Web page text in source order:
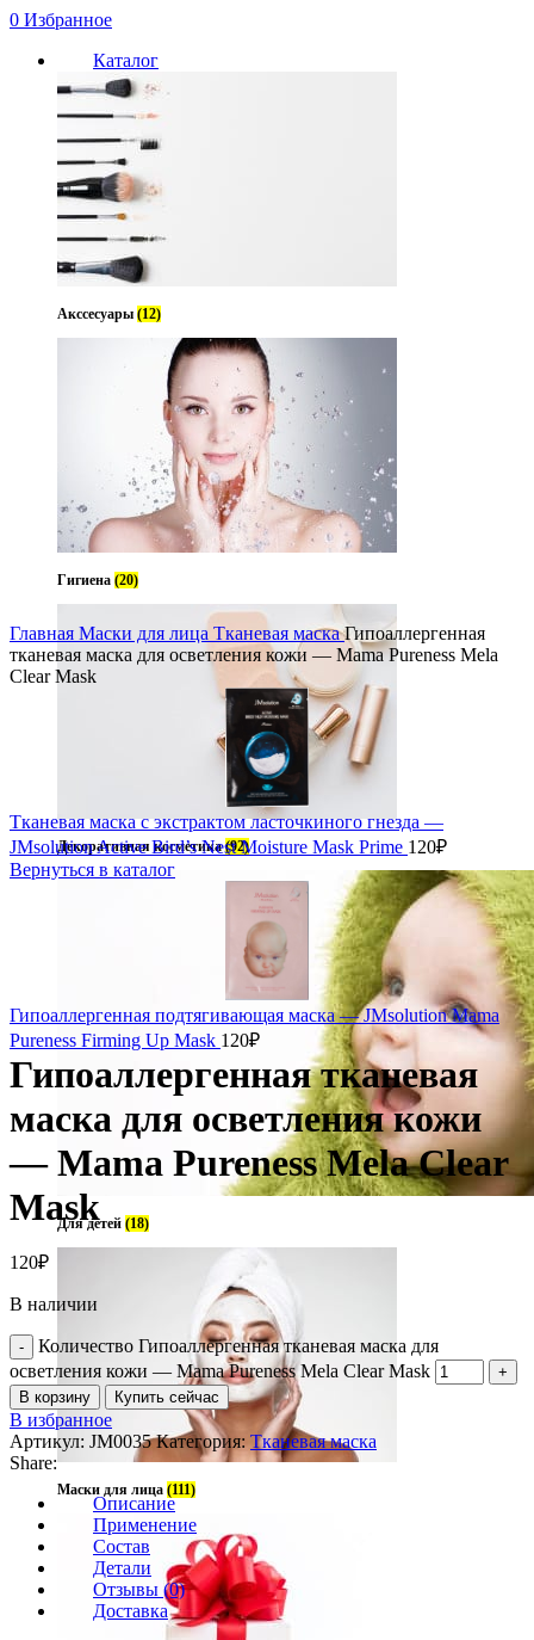
0 Избранное
Каталог
Акссесуары (12)
Гигиена (20)
Декоративная косметика(92)
Для детей (18)
Маски для лица (111)
Главная Маски для лица Тканевая маскаГипоаллергенная
тканевая маска для осветления кожи — Mama Pureness Mela
Clear Mask
Тканевая маска с экстрактом ласточкиного гнезда —
JMsolution Active Bird’s Nest Moisture Mask Prime 120₽
Вернуться в каталог
Гипоаллергенная подтягивающая маска — JMsolution Mama
Pureness Firming Up Mask 120₽
Гипоаллергенная тканевая
маска для осветления кожи
— Mama Pureness Mela Clear
Mask
120₽
В наличии
Количество Гипоаллергенная тканевая маска для
осветления кожи — Mama Pureness Mela Clear Mask
В корзину Купить сейчас
В избранное
Артикул: JM0035Категория: Тканевая маска
Share:
Описание
Применение
Состав
Детали
Отзывы (0)
Доставка